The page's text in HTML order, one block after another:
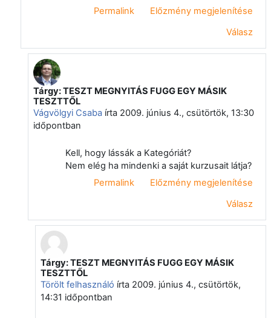
Permalink
Előzmény megjelenítése
Válasz
Válasz erre: Törölt felhasználó
Tárgy: TESZT MEGNYITÁS FUGG EGY MÁSIK
TESZTTŐL
Vágvölgyi Csabaírta 2009. június 4., csütörtök, 13:30
időpontban
Kell, hogy lássák a Kategóriát?
Nem elég ha mindenki a saját kurzusait látja?
Permalink
Előzmény megjelenítése
Válasz
Válasz erre: Vágvölgyi Csaba
Tárgy: TESZT MEGNYITÁS FUGG EGY MÁSIK
TESZTTŐL
Törölt felhasználó írta 2009. június 4., csütörtök,
14:31 időpontban